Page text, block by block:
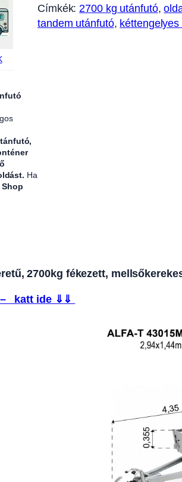
Ha
Shop
Címkék: 2700 kg utánfutó,
tandem utánfutó, kéttengelyes
2700kg fékezett,
– katt ide ⇓⇓